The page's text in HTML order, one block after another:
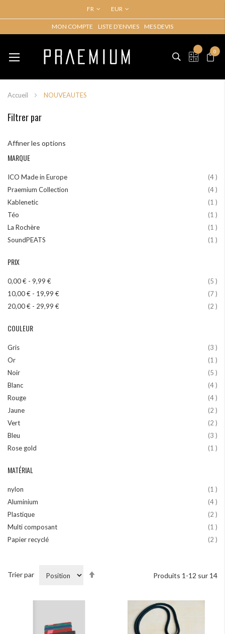
FR EUR
MON COMPTE LISTE D’ENVIES MES DEVIS
0
My
Accueil NOUVEAUTES
Filtrer par
Affiner les options
MARQUE
ICO Made in Europe 4
Praemium Collection
4
Kablenetic
1
Téo
1
La Rochère
1
SoundPEATS
1
PRIX
0,00 € - 9,99 € 5
10,00 € - 19,99 € 7
20,00 € - 29,99 € 2
COULEUR
Gris 3
Or
1
Noir
5
Blanc
4
Rouge
4
Jaune
2
Vert
2
Bleu
3
Rose gold
1
MATÉRIAL
nylon 1
Aluminium
4
Plastique
2
Multi composant
1
Papier recyclé
2
Produits 1 -12 sur 14
Trier par